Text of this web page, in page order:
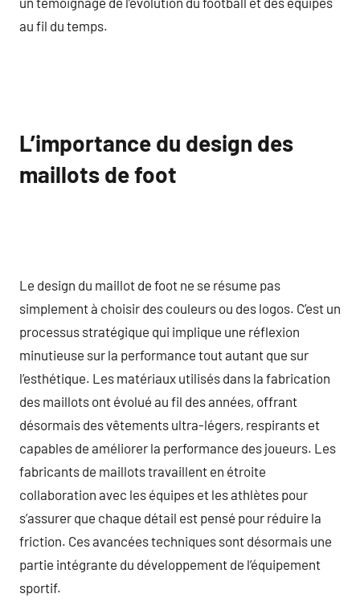
au fil du temps.
L’importance du design des
maillots de foot
Le design du maillot de foot ne se résume pas
simplement à choisir des couleurs ou des logos. C’est un
processus stratégique qui implique une réflexion
minutieuse sur la performance tout autant que sur
l’esthétique. Les matériaux utilisés dans la fabrication
des maillots ont évolué au fil des années, offrant
désormais des vêtements ultra-légers, respirants et
capables de améliorer la performance des joueurs. Les
fabricants de maillots travaillent en étroite
collaboration avec les équipes et les athlètes pour
s’assurer que chaque détail est pensé pour réduire la
friction. Ces avancées techniques sont désormais une
partie intégrante du développement de l’équipement
sportif.